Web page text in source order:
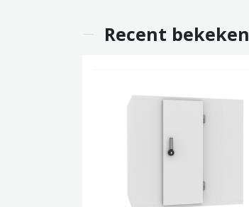
Recent bekeken